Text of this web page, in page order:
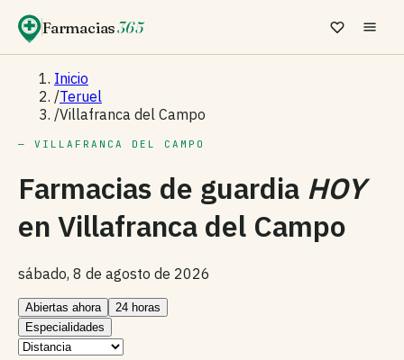
Farmacias365
Inicio
/Teruel
/Villafranca del Campo
— VILLAFRANCA DEL CAMPO
Farmacias de guardia HOY
en Villafranca del Campo
sábado, 8 de agosto de 2026
Abiertas ahora
24 horas
Especialidades